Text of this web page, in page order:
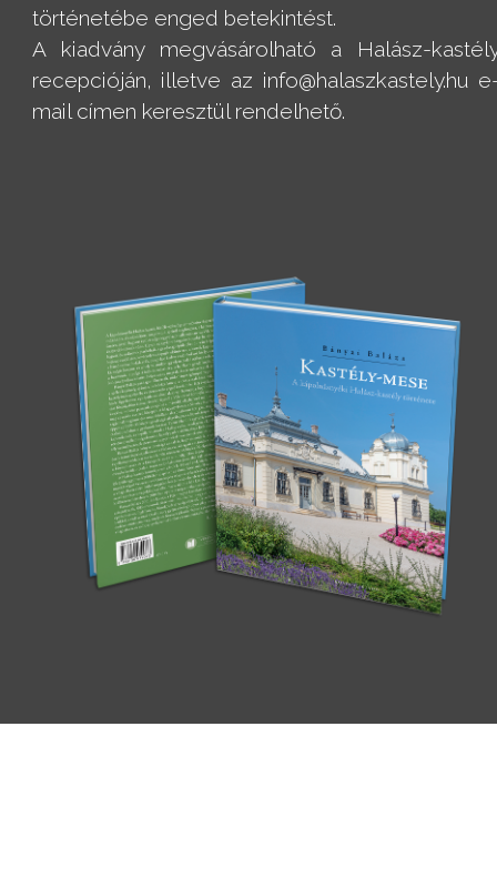
történetébe enged betekintést.
A kiadvány megvásárolható a Halász-
recepcióján, illetve az info@halaszkastely.hu
mail címen keresztül rendelhető.